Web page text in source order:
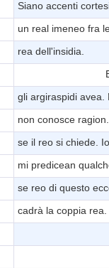
Siano accenti
un real imeneo fra
rea dell'insidia.
Ella è
gli argiraspidi avea.
non conosce
se il reo si chiede.
mi predicean
se reo di questo
cadrà la coppia rea.
Che
Il